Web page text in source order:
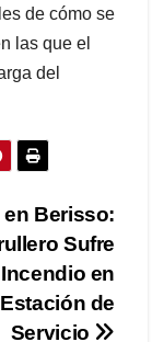
de cómo se
las que el
del
Berisso:
Sufre
Incendio en
Estación de
Servicio